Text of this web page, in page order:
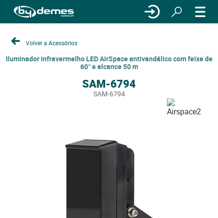
Volver a Acessórios
Iluminador infravermelho LED AirSpace antivandálico com feixe de
60° e alcance 50 m
SAM-6794
SAM-6794